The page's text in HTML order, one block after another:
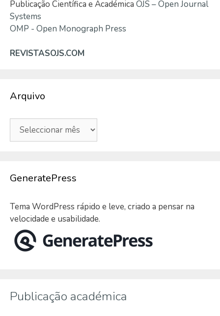
Publicação Científica e Académica OJS – Open Journal
Systems
OMP - Open Monograph Press
REVISTASOJS.COM
Arquivo
Arquivo
GeneratePress
Tema WordPress rápido e leve, criado a pensar na
velocidade e usabilidade.
Publicação académica